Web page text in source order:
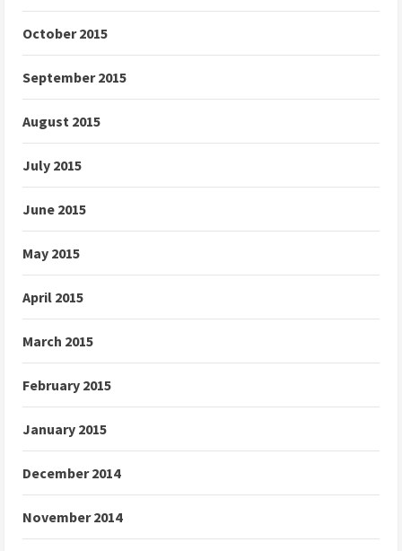
October 2015
September 2015
August 2015
July 2015
June 2015
May 2015
April 2015
March 2015
February 2015
January 2015
December 2014
November 2014